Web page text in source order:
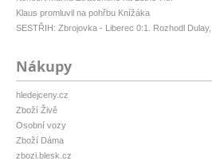
Klaus promluvil na pohřbu Knížáka
SESTŘIH: Zbrojovka - Liberec 0:1. Rozhodl
Nákupy
hledejceny.cz
Zboží Živě
Osobní vozy
Zboží Dáma
zbozi.blesk.cz